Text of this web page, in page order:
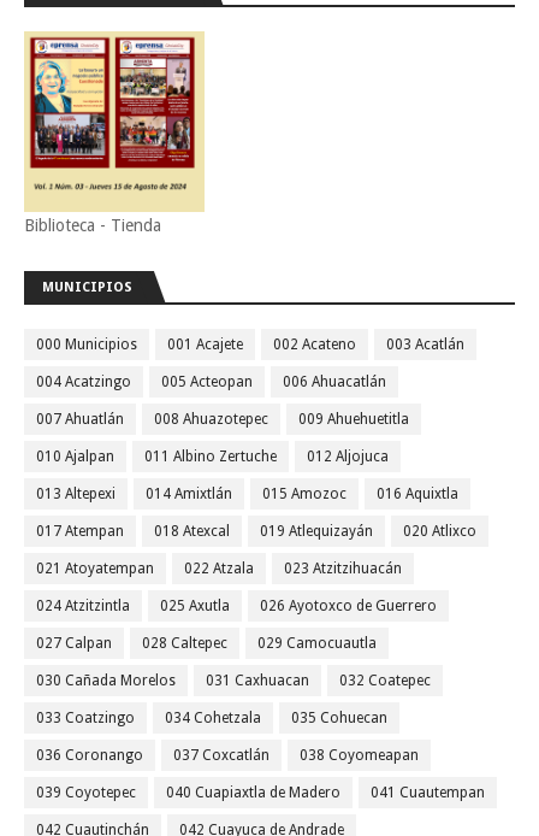
Biblioteca - Tienda
MUNICIPIOS
000 Municipios 001 Acajete 002 Acateno 003 Acatlán
004 Acatzingo 005 Acteopan 006 Ahuacatlán
007 Ahuatlán 008 Ahuazotepec 009 Ahuehuetitla
010 Ajalpan 011 Albino Zertuche 012 Aljojuca
013 Altepexi 014 Amixtlán 015 Amozoc 016 Aquixtla
017 Atempan 018 Atexcal 019 Atlequizayán 020 Atlixco
021 Atoyatempan 022 Atzala 023 Atzitzihuacán
024 Atzitzintla 025 Axutla 026 Ayotoxco de Guerrero
027 Calpan 028 Caltepec 029 Camocuautla
030 Cañada Morelos 031 Caxhuacan 032 Coatepec
033 Coatzingo 034 Cohetzala 035 Cohuecan
036 Coronango 037 Coxcatlán 038 Coyomeapan
039 Coyotepec 040 Cuapiaxtla de Madero 041 Cuautempan
042 Cuautinchán 042 Cuayuca de Andrade